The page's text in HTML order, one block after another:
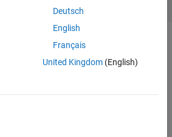
Deutsch
English
Français
United Kingdom(English)